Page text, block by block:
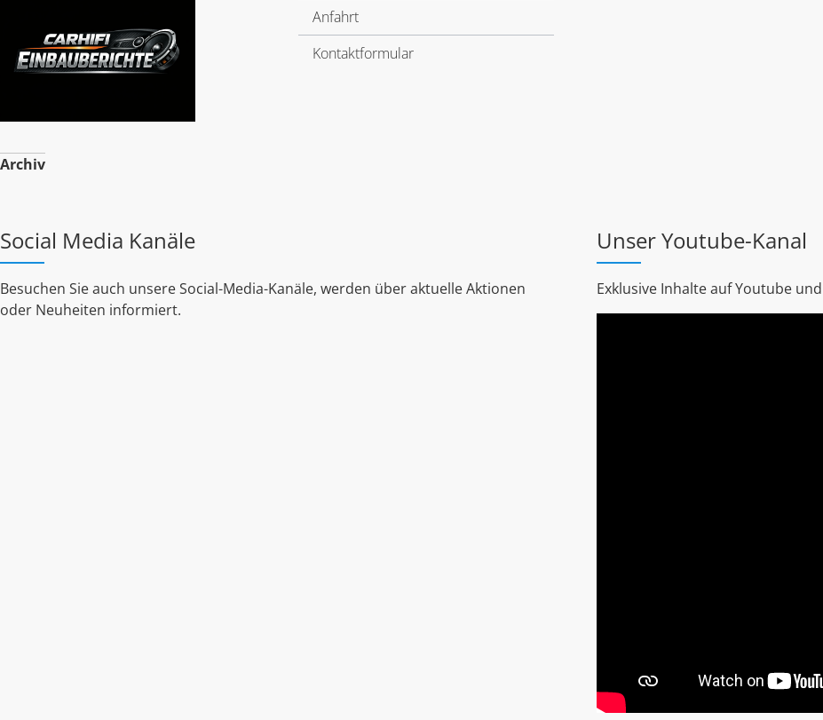
Archiv
Anfahrt
Kontaktformular
Social Media Kanäle
Besuchen Sie auch unsere Social-Media-Kanäle, werden über aktuelle Aktionen
oder Neuheiten informiert.
Unser Youtube-Kanal
Exklusive Inhalte auf Youtube